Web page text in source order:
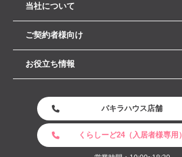
当社について
ご契約者様向け
お役立ち情報
パキラハウス店舗
くらしーど24（入居者様専用）